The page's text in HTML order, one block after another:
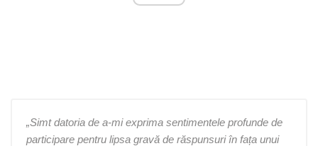
„Simt datoria de a-mi exprima sentimentele profunde de
participare pentru lipsa gravă de răspunsuri în fața unui